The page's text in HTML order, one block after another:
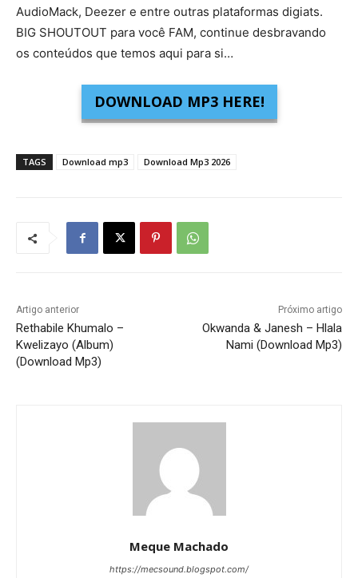
AudioMack, Deezer e entre outras plataformas digiats.
BIG SHOUTOUT para você FAM, continue desbravando
os conteúdos que temos aqui para si…
DOWNLOAD MP3 HERE!
TAGS Download mp3 Download Mp3 2026
Artigo anterior
Rethabile Khumalo –
Kwelizayo (Album)
(Download Mp3)
Próximo artigo
Okwanda & Janesh – Hlala
Nami (Download Mp3)
Meque Machado
https://mecsound.blogspot.com/